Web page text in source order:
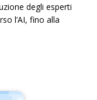
degli esperti
l’AI, fino alla